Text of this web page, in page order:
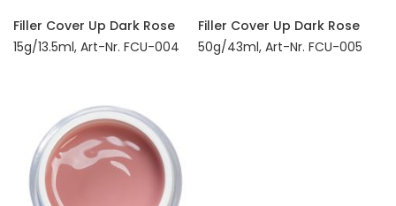
Filler Cover Up Dark Rose
15g/13.5ml, Art-Nr. FCU-004
Filler Cover Up Dark Rose
50g/43ml, Art-Nr. FCU-005